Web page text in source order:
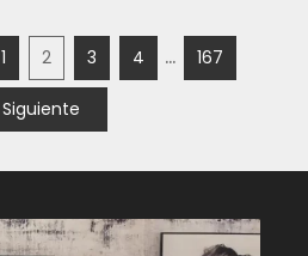
1 2 3 4 … 167
Siguiente